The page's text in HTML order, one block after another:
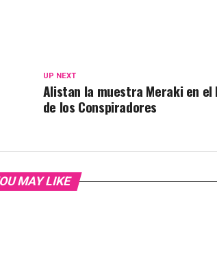
UP NEXT
Alistan la muestra Meraki en el
de los Conspiradores
MAY LIKE